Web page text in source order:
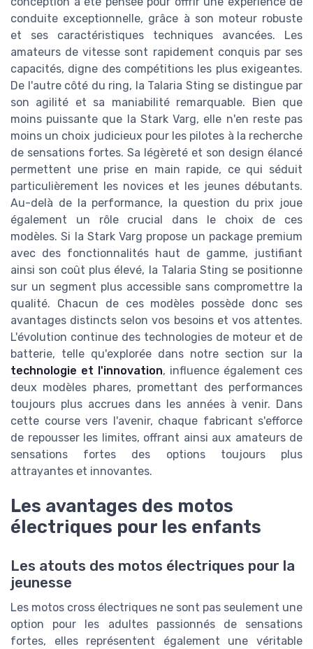
conduite exceptionnelle, grâce à son moteur robuste
et ses caractéristiques techniques avancées. Les
amateurs de vitesse sont rapidement conquis par ses
capacités, digne des compétitions les plus exigeantes.
De l'autre côté du ring, la Talaria Sting se distingue par
son agilité et sa maniabilité remarquable. Bien que
moins puissante que la Stark Varg, elle n'en reste pas
moins un choix judicieux pour les pilotes à la recherche
de sensations fortes. Sa légèreté et son design élancé
permettent une prise en main rapide, ce qui séduit
particulièrement les novices et les jeunes débutants.
Au-delà de la performance, la question du prix joue
également un rôle crucial dans le choix de ces
modèles. Si la Stark Varg propose un package premium
avec des fonctionnalités haut de gamme, justifiant
ainsi son coût plus élevé, la Talaria Sting se positionne
sur un segment plus accessible sans compromettre la
qualité. Chacun de ces modèles possède donc ses
avantages distincts selon vos besoins et vos attentes.
L'évolution continue des technologies de moteur et de
batterie, telle qu'explorée dans notre section sur la
technologie et l'innovation, influence également ces
deux modèles phares, promettant des performances
toujours plus accrues dans les années à venir. Dans
cette course vers l'avenir, chaque fabricant s'efforce
de repousser les limites, offrant ainsi aux amateurs de
sensations fortes des options toujours plus
attrayantes et innovantes.
Les avantages des motos
électriques pour les enfants
Les atouts des motos électriques pour la
jeunesse
Les motos cross électriques ne sont pas seulement une
option pour les adultes passionnés de sensations
fortes, elles représentent également une véritable